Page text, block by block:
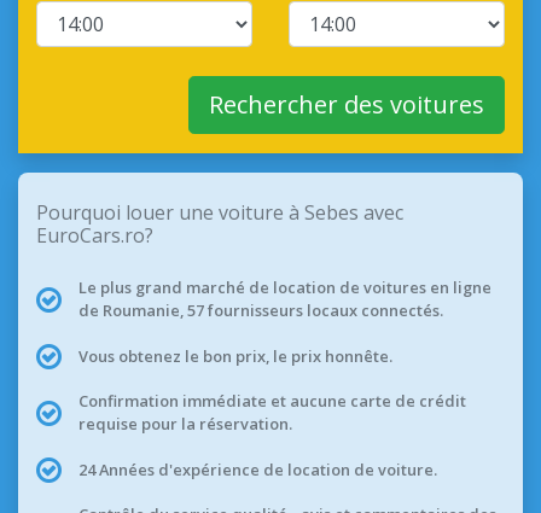
Rechercher des voitures
Pourquoi louer une voiture à Sebes avec
EuroCars.ro?
Le plus grand marché de location de voitures en ligne
de Roumanie, 57 fournisseurs locaux connectés.
Vous obtenez le bon prix, le prix honnête.
Confirmation immédiate et aucune carte de crédit
requise pour la réservation.
24 Années d'expérience de location de voiture.